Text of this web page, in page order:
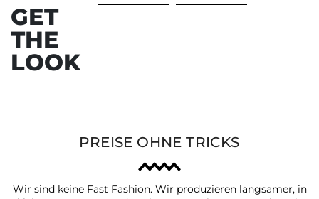
GET
THE
LOOK
PREISE OHNE TRICKS
Wir sind keine Fast Fashion. Wir produzieren langsamer, in